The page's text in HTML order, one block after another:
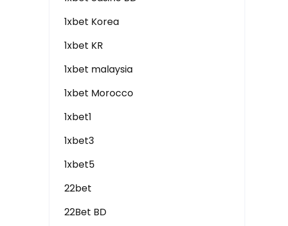
1xbet Korea
1xbet KR
1xbet malaysia
1xbet Morocco
1xbet1
1xbet3
1xbet5
22bet
22Bet BD